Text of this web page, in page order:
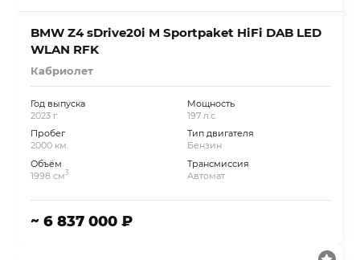
BMW Z4 sDrive20i M Sportpaket HiFi DAB LED
WLAN RFK
Кабриолет
Год выпуска
2023 г.
Пробег
2000 км.
Объём
1998 см3
Мощность
197 л.с.
Тип двигателя
Бензин
Трансмиссия
Автомат
~ 6 837 000 ₽